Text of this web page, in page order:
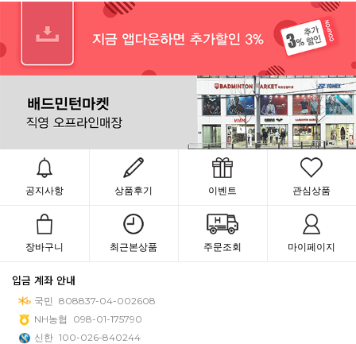
공지사항 상품후기 이벤트 관심상품
장바구니 최근본상품 주문조회 마이페이지
입금 계좌 안내
국민 808837-04-002608
NH농협
098-01-175790
신한 100-026-840244